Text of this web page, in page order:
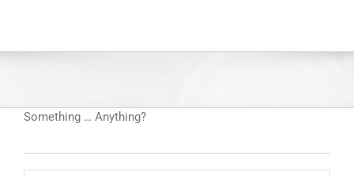
Something … Anything?